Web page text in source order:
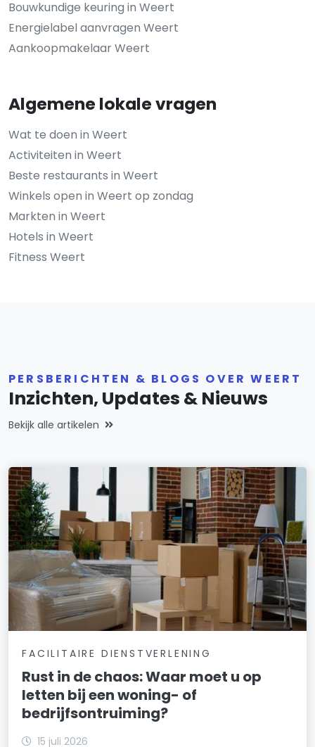
Bouwkundige keuring in Weert
Energielabel aanvragen Weert
Aankoopmakelaar Weert
Algemene lokale vragen
Wat te doen in Weert
Activiteiten in Weert
Beste restaurants in Weert
Winkels open in Weert op zondag
Markten in Weert
Hotels in Weert
Fitness Weert
PERSBERICHTEN & BLOGS OVER WEERT
Inzichten, Updates & Nieuws
Bekijk alle artikelen
FACILITAIRE DIENSTVERLENING
Rust in de chaos: Waar moet u op
letten bij een woning- of
bedrijfsontruiming?
15 juli 2026